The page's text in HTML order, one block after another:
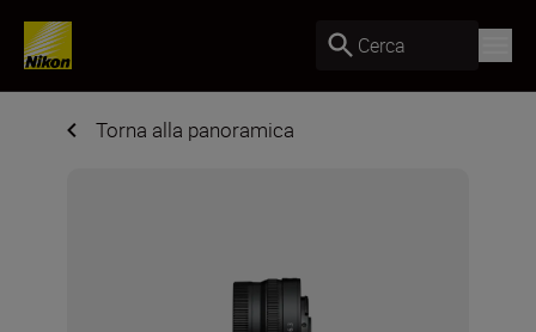
Cerca
Torna alla panoramica